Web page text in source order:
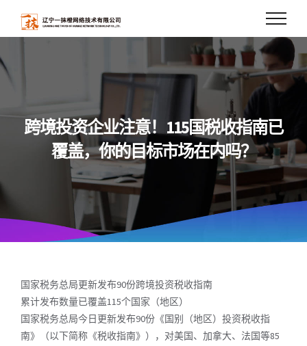
跨境投资企业注意！115国税收指南已
覆盖，你的目标市场在内吗？
国家税务总局更新发布90份跨境投资税收指南
累计发布数量已覆盖115个国家（地区）
国家税务总局今日更新发布90份《国别（地区）投资税收指
南》（以下简称《税收指南》），对美国、加拿大、法国等85